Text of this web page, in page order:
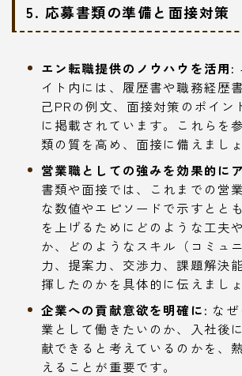
5. 応募書類の準備と面接対策
エン転職提供のノウハウを活用:
イト内には、履歴書や職務経歴
己PRの例文、面接対策のポイン
に掲載されています。これらを
類の質を高め、面接に備えましょ
営業職としての強みを効果的に
書類や面接では、これまでの営
な数値やエピソードで示すとと
を上げるためにどのような工夫
か、どのようなスキル（コミュ
力、提案力、交渉力、課題解決
揮したのかを具体的に伝えましょ
企業への貢献意欲を明確に: な
業として働きたいのか、入社後
献できると考えているのかを、
えることが重要です。